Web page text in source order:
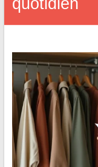
quotidien